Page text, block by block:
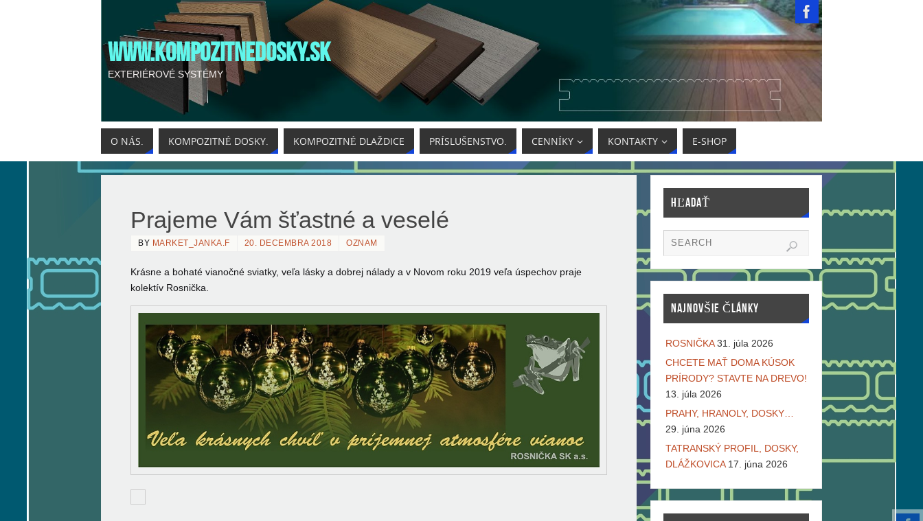
WWW.KOMPOZITNEDOSKY.SK
EXTERIÉROVÉ SYSTÉMY
O NÁS. KOMPOZITNÉ DOSKY. KOMPOZITNÉ DLAŽDICE PRÍSLUŠENSTVO. CENNÍKY KONTAKTY E-SHOP
Prajeme Vám šťastné a veselé
BY MARKET_JANKA.F 20. DECEMBRA 2018 OZNAM
Krásne a bohaté vianočné sviatky, veľa lásky a dobrej nálady a v Novom roku 2019 veľa úspechov praje
kolektív Rosnička.
HĽADAŤ
NAJNOVŠIE ČLÁNKY
ROSNIČKA 31. júla 2026
CHCETE MAŤ DOMA KÚSOK
PRÍRODY? STAVTE NA DREVO!
13. júla 2026
PRAHY, HRANOLY, DOSKY…
29. júna 2026
TATRANSKÝ PROFIL, DOSKY,
DLÁŽKOVICA 17. júna 2026